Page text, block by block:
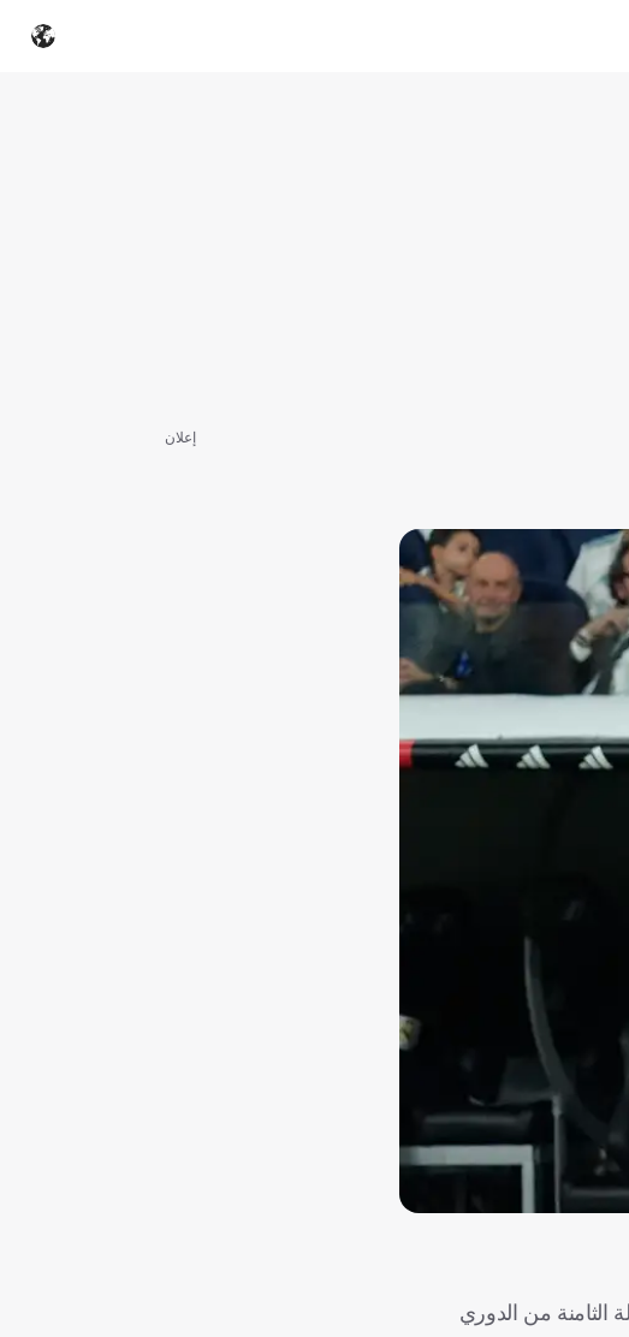
أمس السبت، ضمن الجولة الثامنة من الدوري
إعلان